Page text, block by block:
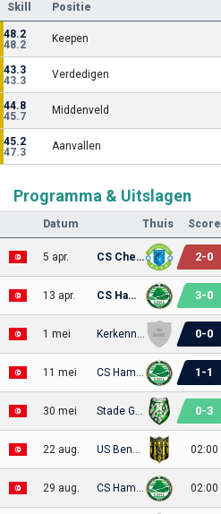
Skill Positie
48.2
48.2
Keepen
43.3
43.3
Verdedigen
44.8
45.7
Middenveld
45.2
47.3
Aanvallen
Programma & Uitslagen
Datum Thuis Score
5 apr. CS Chebbien 2-0
13 apr. CS Hammam-Lif 3-0
1 mei Kerkennah 0-0
11 mei CS Hammam-Lif 1 -1
30 mei Stade Gabesien 0-3
22 aug. US Bengerdane 02:00
29 aug. CS Hammam-Lif 02:00